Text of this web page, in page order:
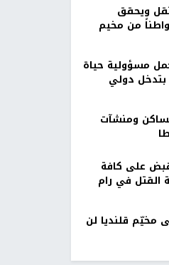
ويحقق
مع أكثر من 60 مواطناً من مخيم
مسؤولية حياة
بتدخل دولي
يخطر بإخلاء 4 مساكن ومنشآت
على كافة
القتل في رام
مخيّم قلنديا لن